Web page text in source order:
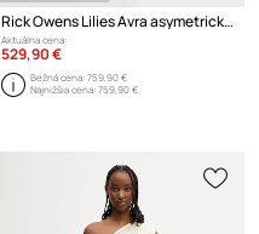
Rick Owens Lilies Avra asymetrické šaty hladké z viskózou
Aktuálna cena:
529,90 €
Bežná cena:759,90 €
Najnižšia cena:759,90 €